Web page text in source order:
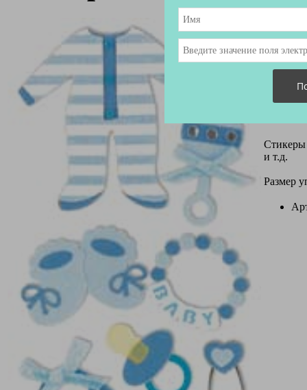
Стикеры
и т.д.
Размер